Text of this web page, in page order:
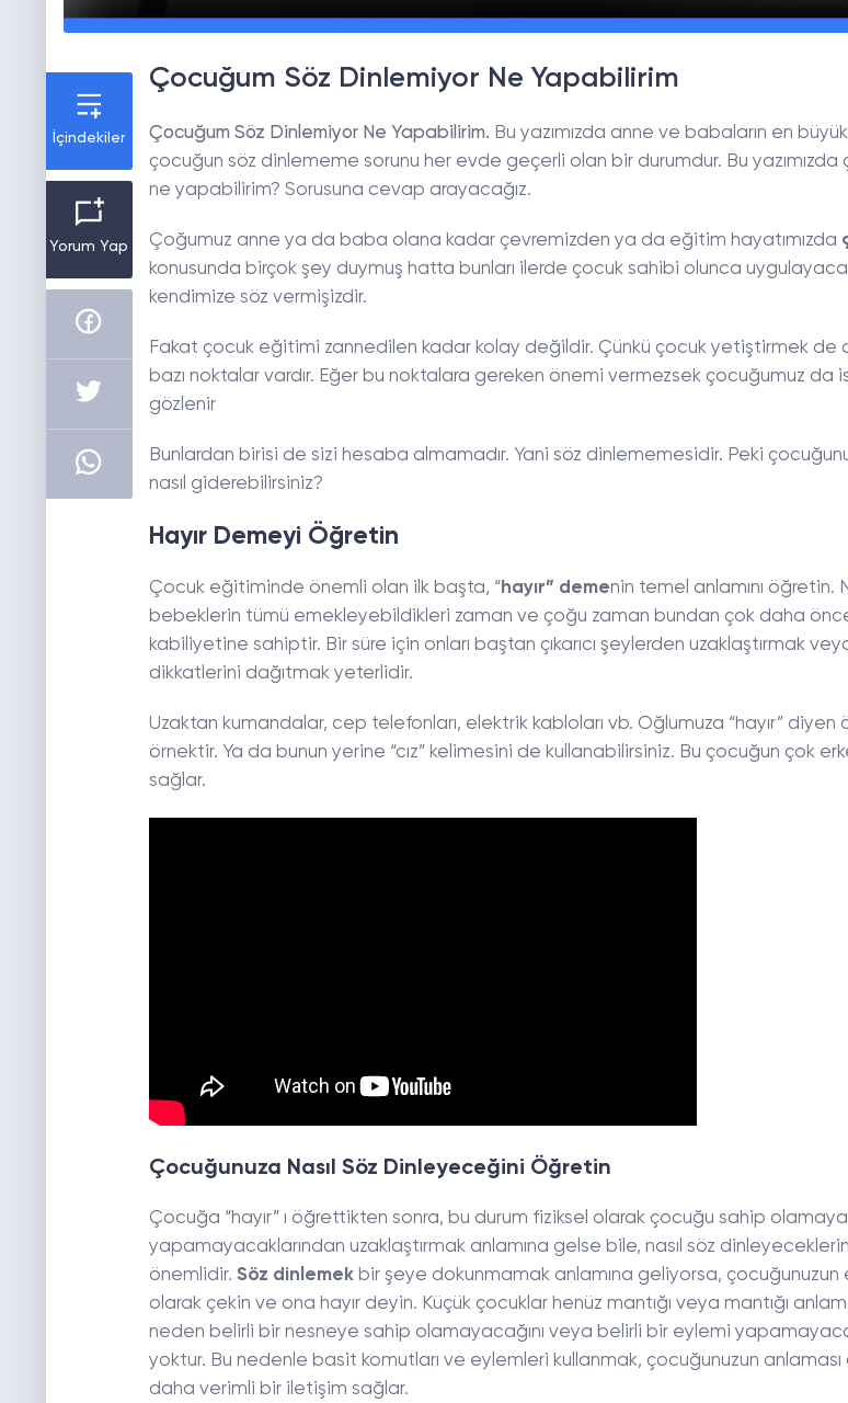
İçindekiler
Yorum Yap
Çocuğum Söz Dinlemiyor Ne Yapabilirim
Çocuğum Söz Dinlemiyor Ne Yapabilirim. Bu yazımızda anne ve babaların en
çocuğun söz dinlememe sorunu her evde geçerli olan bir durumdur. Bu
ne yapabilirim? Sorusuna cevap arayacağız.
Çoğumuz anne ya da baba olana kadar çevremizden ya da eğitim hayatımızda
konusunda birçok şey duymuş hatta bunları ilerde çocuk sahibi olunca
kendimize söz vermişizdir.
Fakat çocuk eğitimi zannedilen kadar kolay değildir. Çünkü çocuk yetiştirmek de
bazı noktalar vardır. Eğer bu noktalara gereken önemi vermezsek çocuğumuz da
gözlenir
Bunlardan birisi de sizi hesaba almamadır. Yani söz dinlememesidir. Peki
nasıl giderebilirsiniz?
Hayır Demeyi Öğretin
Çocuk eğitiminde önemli olan ilk başta, “hayır” demenin temel anlamını öğretin.
bebeklerin tümü emekleyebildikleri zaman ve çoğu zaman bundan çok daha önce
kabiliyetine sahiptir. Bir süre için onları baştan çıkarıcı şeylerden uzaklaştırmak
dikkatlerini dağıtmak yeterlidir.
Uzaktan kumandalar, cep telefonları, elektrik kabloları vb. Oğlumuza “hayır”
örnektir. Ya da bunun yerine “cız” kelimesini de kullanabilirsiniz. Bu çocuğun çok
sağlar.
Çocuğunuza Nasıl Söz Dinleyeceğini Öğretin
Çocuğa “hayır” ı öğrettikten sonra, bu durum fiziksel olarak çocuğu sahip
yapamayacaklarından uzaklaştırmak anlamına gelse bile, nasıl söz
önemlidir. Söz dinlemekbir şeye dokunmamak anlamına geliyorsa, çocuğunuzun
olarak çekin ve ona hayır deyin. Küçük çocuklar henüz mantığı veya mantığı
neden belirli bir nesneye sahip olamayacağını veya belirli bir eylemi
yoktur. Bu nedenle basit komutları ve eylemleri kullanmak, çocuğunuzun anlaması
daha verimli bir iletişim sağlar.